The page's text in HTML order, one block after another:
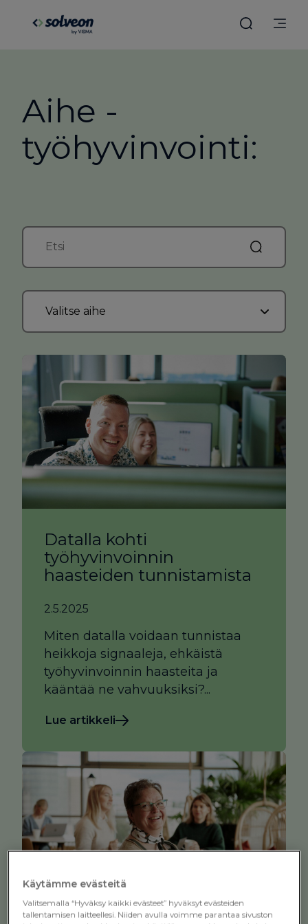
Aihe -
työhyvinvointi:
Datalla kohti
työhyvinvoinnin
haasteiden tunnistamista
2.5.2025
Miten datalla voidaan tunnistaa
heikkoja signaaleja, ehkäistä
työhyvinvoinnin haasteita ja
kääntää ne vahvuuksiksi?...
Lue artikkeli
Käytämme evästeitä
Valitsemalla “Hyväksy kaikki evästeet” hyväksyt evästeiden
tallentamisen laitteellesi. Niiden avulla voimme parantaa sivuston